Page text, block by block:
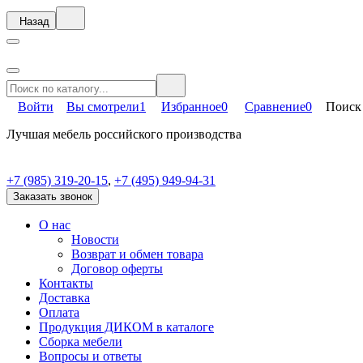
Назад
Войти Вы смотрели1 Избранное0 Сравнение0 Поиск
Лучшая мебель российского производства
+7 (985) 319-20-15, +7 (495) 949-94-31
Заказать звонок
О нас
Новости
Возврат и обмен товара
Договор оферты
Контакты
Доставка
Оплата
Продукция ДИКОМ в каталоге
Сборка мебели
Вопросы и ответы